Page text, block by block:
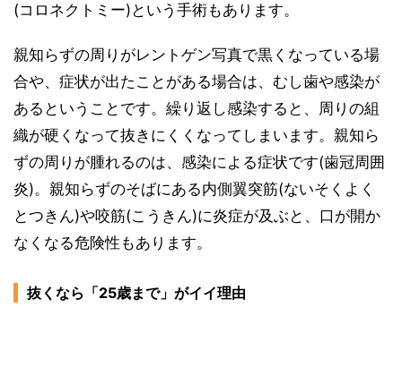
(コロネクトミー)という手術もあります。
親知らずの周りがレントゲン写真で黒くなっている場
合や、症状が出たことがある場合は、むし歯や感染が
あるということです。繰り返し感染すると、周りの組
織が硬くなって抜きにくくなってしまいます。親知ら
ずの周りが腫れるのは、感染による症状です(歯冠周囲
炎)。親知らずのそばにある内側翼突筋(ないそくよく
とつきん)や咬筋(こうきん)に炎症が及ぶと、口が開か
なくなる危険性もあります。
抜くなら「25歳まで」がイイ理由